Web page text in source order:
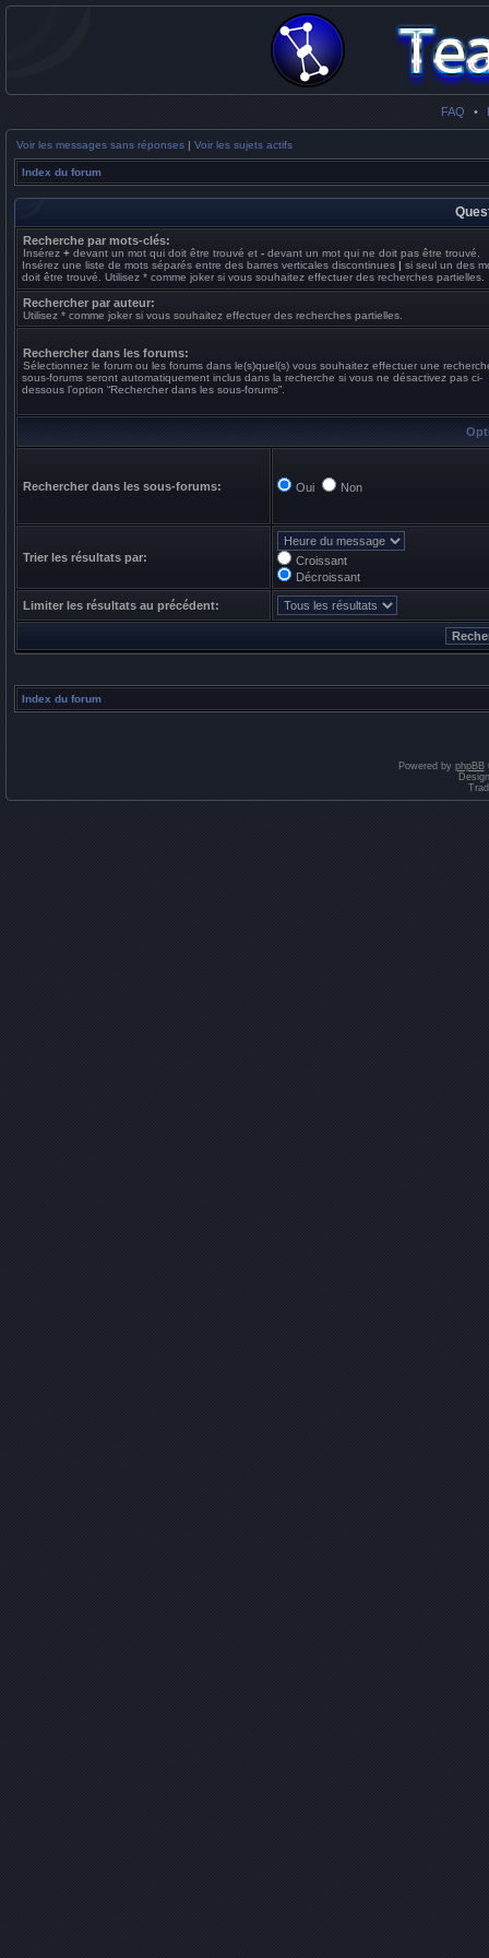
FAQ •
Voir les messages sans réponses | Voir les sujets actifs
Index du forum
Recherche par mots-clés:
Insérez + devant un mot qui doit être trouvé et - devant un mot qui ne doit pas être trouvé.
Insérez une liste de mots séparés entre des barres verticales discontinues | si seul un des
doit être trouvé. Utilisez * comme joker si vous souhaitez effectuer des recherches partielles.
Rechercher par auteur:
Utilisez * comme joker si vous souhaitez effectuer des recherches partielles.
Rechercher dans les forums:
Sélectionnez le forum ou les forums dans le(s)quel(s) vous souhaitez effectuer une
sous-forums seront automatiquement inclus dans la recherche si vous ne désactivez pas ci-
dessous l’option “Rechercher dans les sous-forums”.
Rechercher dans les sous-forums: Oui Non
Trier les résultats par:
Croissant
Décroissant
Limiter les résultats au précédent:
Index du forum
Powered by phpBB